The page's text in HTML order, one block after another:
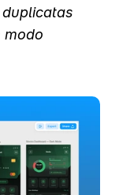
duplicatas
modo